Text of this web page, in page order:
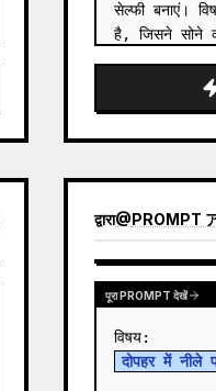
सेल्फी बनाएं।
है, जिसने सोने
द्वारा@PROMPT ア
पूरा PROMPT देखें
दोपहर में नीले